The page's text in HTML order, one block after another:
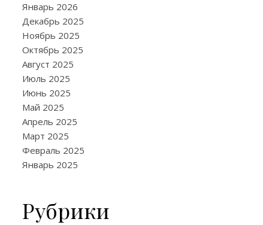
Январь 2026
Декабрь 2025
Ноябрь 2025
Октябрь 2025
Август 2025
Июль 2025
Июнь 2025
Май 2025
Апрель 2025
Март 2025
Февраль 2025
Январь 2025
Рубрики